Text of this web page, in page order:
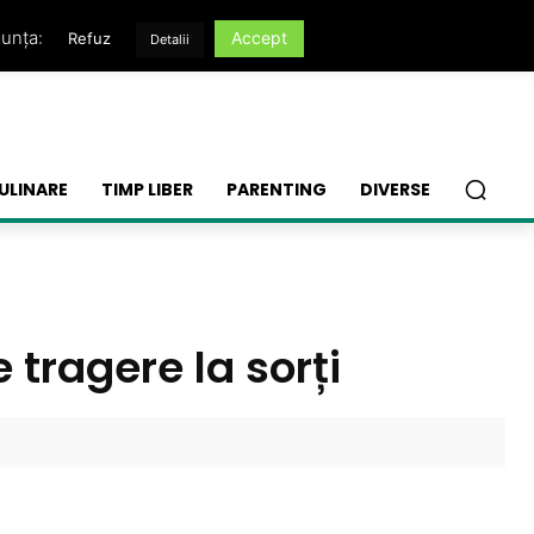
TIMP LIBER PARENTING DIVERSE
tragere la sorți
Refuz Detalii Accept